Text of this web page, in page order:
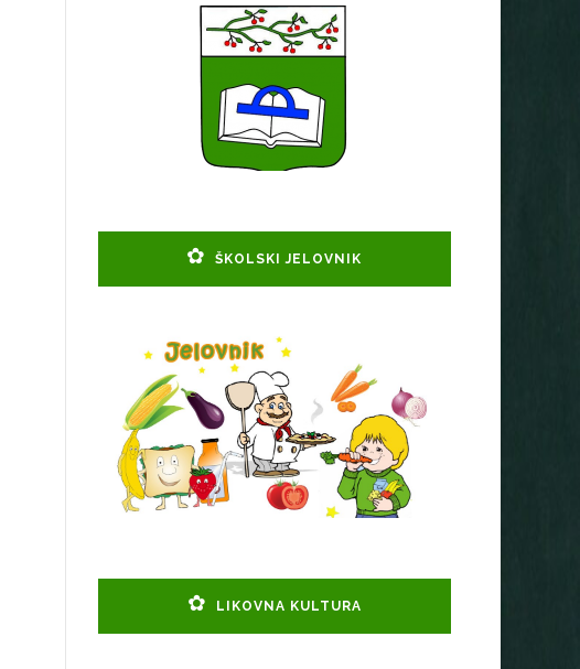
ŠKOLSKI JELOVNIK
LIKOVNA KULTURA